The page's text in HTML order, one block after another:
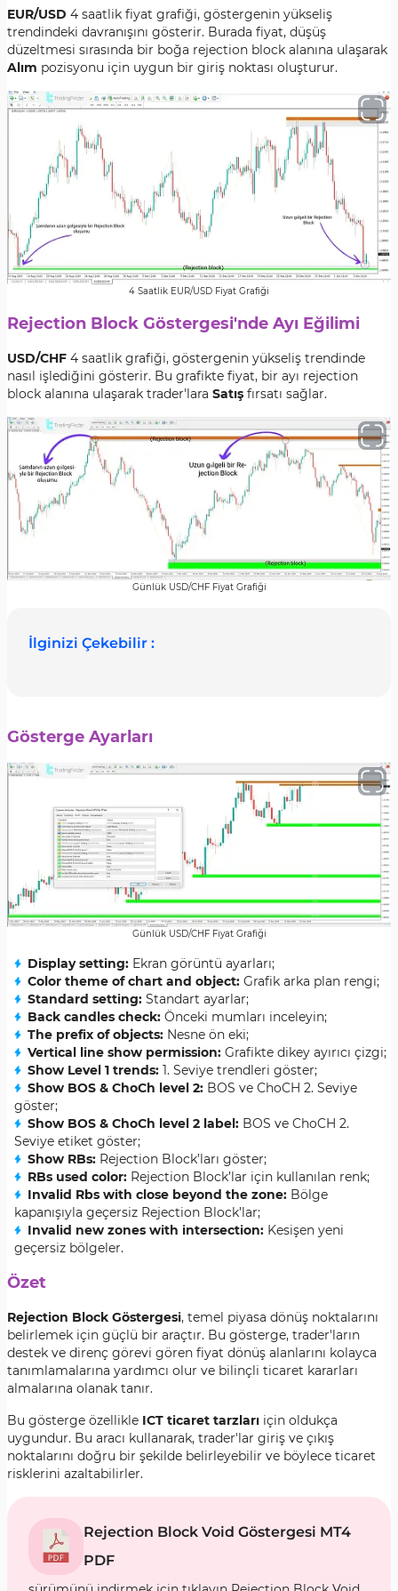
EUR/USD 4 saatlik fiyat grafiği, göstergenin yükseliş
trendindeki davranışını gösterir. Burada fiyat, düşüş
düzeltmesi sırasında bir boğa rejection block alanına ulaşarak
Alım pozisyonu için uygun bir giriş noktası oluşturur.
4 Saatlik EUR/USD Fiyat Grafiği
Rejection Block Göstergesi'nde Ayı Eğilimi
USD/CHF 4 saatlik grafiği, göstergenin yükseliş trendinde
nasıl işlediğini gösterir. Bu grafikte fiyat, bir ayı rejection
block alanına ulaşarak trader'lara Satış fırsatı sağlar.
Günlük USD/CHF Fiyat Grafiği
İlginizi Çekebilir :
Gösterge Ayarları
Günlük USD/CHF Fiyat Grafiği
Display setting: Ekran görüntü ayarları;
Color theme of chart and object: Grafik arka plan rengi;
Standard setting: Standart ayarlar;
Back candles check: Önceki mumları inceleyin;
The prefix of objects: Nesne ön eki;
Vertical line show permission: Grafikte dikey ayırıcı çizgi;
Show Level 1 trends: 1. Seviye trendleri göster;
Show BOS & ChoCh level 2: BOS ve ChoCH 2. Seviye
göster;
Show BOS & ChoCh level 2 label: BOS ve ChoCH 2.
Seviye etiket göster;
Show RBs: Rejection Block’ları göster;
RBs used color: Rejection Block’lar için kullanılan renk;
Invalid Rbs with close beyond the zone: Bölge
kapanışıyla geçersiz Rejection Block’lar;
Invalid new zones with intersection: Kesişen yeni
geçersiz bölgeler.
Özet
Rejection Block Göstergesi, temel piyasa dönüş noktalarını
belirlemek için güçlü bir araçtır. Bu gösterge, trader'ların
destek ve direnç görevi gören fiyat dönüş alanlarını kolayca
tanımlamalarına yardımcı olur ve bilinçli ticaret kararları
almalarına olanak tanır.
Bu gösterge özellikle ICT ticaret tarzları için oldukça
uygundur. Bu aracı kullanarak, trader'lar giriş ve çıkış
noktalarını doğru bir şekilde belirleyebilir ve böylece ticaret
risklerini azaltabilirler.
Rejection Block Void Göstergesi MT4
PDF